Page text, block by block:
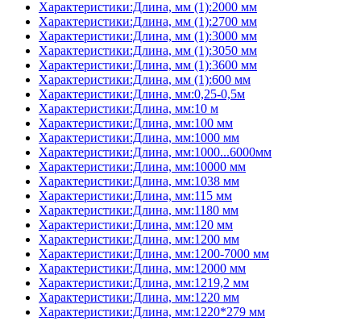
Характеристики:Длина, мм (1):2000 мм
Характеристики:Длина, мм (1):2700 мм
Характеристики:Длина, мм (1):3000 мм
Характеристики:Длина, мм (1):3050 мм
Характеристики:Длина, мм (1):3600 мм
Характеристики:Длина, мм (1):600 мм
Характеристики:Длина, мм:0,25-0,5м
Характеристики:Длина, мм:10 м
Характеристики:Длина, мм:100 мм
Характеристики:Длина, мм:1000 мм
Характеристики:Длина, мм:1000...6000мм
Характеристики:Длина, мм:10000 мм
Характеристики:Длина, мм:1038 мм
Характеристики:Длина, мм:115 мм
Характеристики:Длина, мм:1180 мм
Характеристики:Длина, мм:120 мм
Характеристики:Длина, мм:1200 мм
Характеристики:Длина, мм:1200-7000 мм
Характеристики:Длина, мм:12000 мм
Характеристики:Длина, мм:1219,2 мм
Характеристики:Длина, мм:1220 мм
Характеристики:Длина, мм:1220*279 мм